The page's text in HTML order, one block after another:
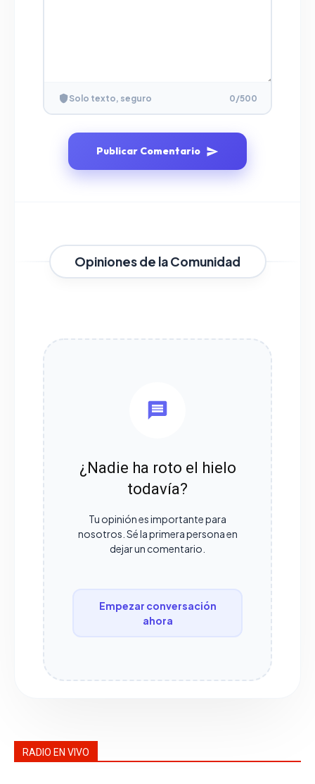
Solo texto, seguro 0/500
Publicar Comentario
Opiniones de la Comunidad
¿Nadie ha roto el hielo
todavía?
Tu opinión es importante para
nosotros. Sé la primera persona en
dejar un comentario.
Empezar conversación
ahora
RADIO EN VIVO